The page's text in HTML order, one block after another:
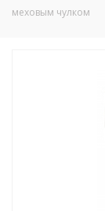
меховым чулком